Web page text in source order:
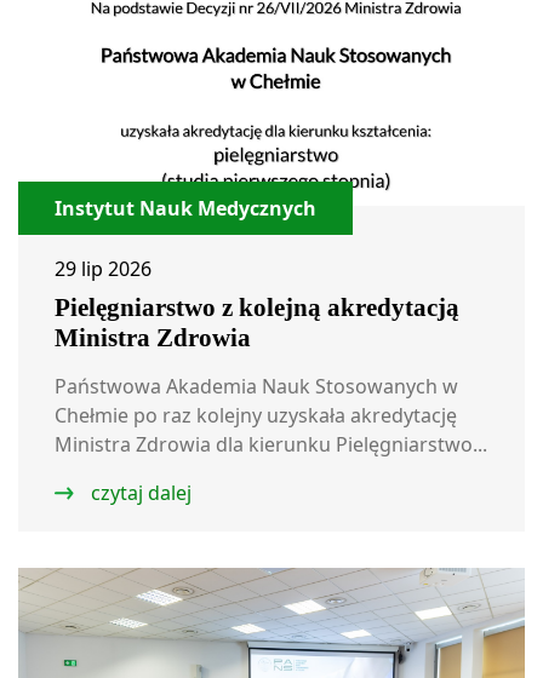
Instytut Nauk Medycznych
29 lip 2026
Pielęgniarstwo z kolejną akredytacją
Ministra Zdrowia
Państwowa Akademia Nauk Stosowanych w
Chełmie po raz kolejny uzyskała akredytację
Ministra Zdrowia dla kierunku Pielęgniarstwo...
czytaj dalej